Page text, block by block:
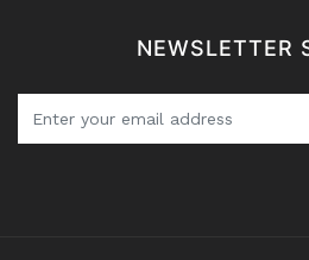
NEWSLETTER